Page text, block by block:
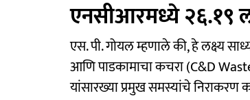
एनसीआरमध्ये २६.१९
एस. पी. गोयल म्हणाले की, हे लक्ष्य
आणि पाडकामाचा कचरा (C&D
यांसारख्या प्रमुख समस्यांचे